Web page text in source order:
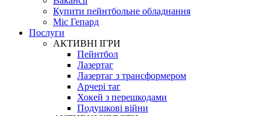
Купити пейнтбольне обладнання
Міс Гепард
Послуги
АКТИВНІ ІГРИ
Пейнтбол
Лазертаг
Лазертаг з трансформером
Арчері таг
Хокей з перешкодами
Подушкові війни